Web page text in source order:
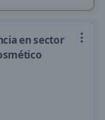
en sector